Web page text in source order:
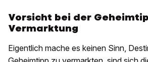
Vorsicht bei der
Vermarktung
Eigentlich mache es keinen Sinn,